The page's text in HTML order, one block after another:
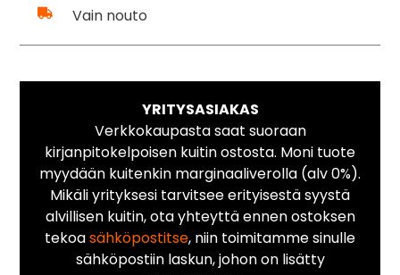
Vain nouto
YRITYSASIAKAS
Verkkokaupasta saat suoraan
kirjanpitokelpoisen kuitin ostosta. Moni tuote
myydään kuitenkin marginaaliverolla (alv 0%).
Mikäli yrityksesi tarvitsee erityisestä syystä
alvillisen kuitin, ota yhteyttä ennen ostoksen
tekoasähköpostitse, niin toimitamme sinulle
sähköpostiin laskun, johon on lisätty